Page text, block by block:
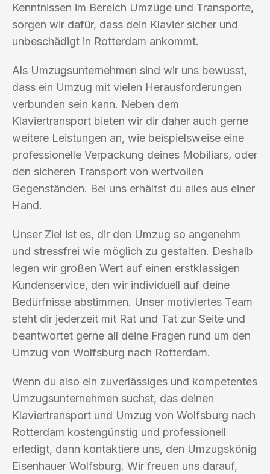
Kenntnissen im Bereich Umzüge und Transporte,
sorgen wir dafür, dass dein Klavier sicher und
unbeschädigt in Rotterdam ankommt.
Als Umzugsunternehmen sind wir uns bewusst,
dass ein Umzug mit vielen Herausforderungen
verbunden sein kann. Neben dem
Klaviertransport bieten wir dir daher auch gerne
weitere Leistungen an, wie beispielsweise eine
professionelle Verpackung deines Mobiliars, oder
den sicheren Transport von wertvollen
Gegenständen. Bei uns erhältst du alles aus einer
Hand.
Unser Ziel ist es, dir den Umzug so angenehm
und stressfrei wie möglich zu gestalten. Deshalb
legen wir großen Wert auf einen erstklassigen
Kundenservice, den wir individuell auf deine
Bedürfnisse abstimmen. Unser motiviertes Team
steht dir jederzeit mit Rat und Tat zur Seite und
beantwortet gerne all deine Fragen rund um den
Umzug von Wolfsburg nach Rotterdam.
Wenn du also ein zuverlässiges und kompetentes
Umzugsunternehmen suchst, das deinen
Klaviertransport und Umzug von Wolfsburg nach
Rotterdam kostengünstig und professionell
erledigt, dann kontaktiere uns, den Umzugskönig
Eisenhauer Wolfsburg. Wir freuen uns darauf,